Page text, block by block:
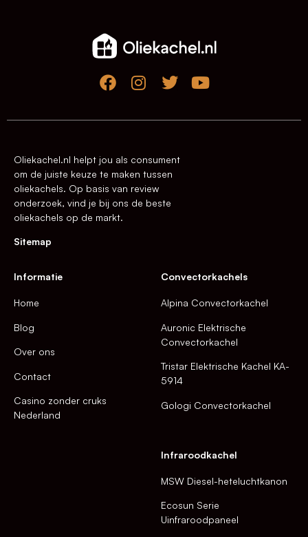
Oliekachel.nl helpt jou als consument
om de juiste keuze te maken tussen
oliekachels. Op basis van review
onderzoek, vind je bij ons de beste
oliekachels op de markt.
Sitemap
Informatie
Home
Blog
Over ons
Contact
Casino zonder cruks
Nederland
Convectorkachels
Alpina Convectorkachel
Auronic Elektrische
Convectorkachel
Tristar Elektrische Kachel KA-
5914
Gologi Convectorkachel
Infraroodkachel
MSW Diesel-heteluchtkanon
Ecosun Serie
Uinfraroodpaneel